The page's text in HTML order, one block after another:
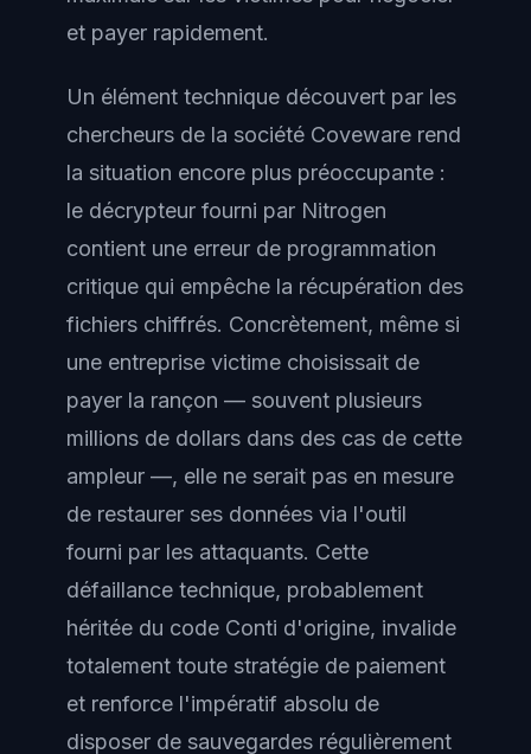
et payer rapidement.
Un élément technique découvert par les
chercheurs de la société Coveware rend
la situation encore plus préoccupante :
le décrypteur fourni par Nitrogen
contient une erreur de programmation
critique qui empêche la récupération des
fichiers chiffrés. Concrètement, même si
une entreprise victime choisissait de
payer la rançon — souvent plusieurs
millions de dollars dans des cas de cette
ampleur —, elle ne serait pas en mesure
de restaurer ses données via l'outil
fourni par les attaquants. Cette
défaillance technique, probablement
héritée du code Conti d'origine, invalide
totalement toute stratégie de paiement
et renforce l'impératif absolu de
disposer de sauvegardes régulièrement